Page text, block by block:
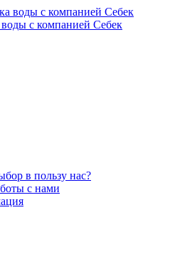
с компанией Себек
в пользу нас?
с нами